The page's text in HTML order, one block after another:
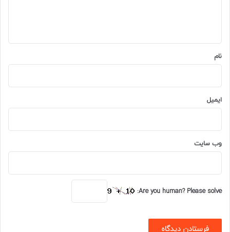
نام
ایمیل
وب‌ سایت
Are you human? Please solve: